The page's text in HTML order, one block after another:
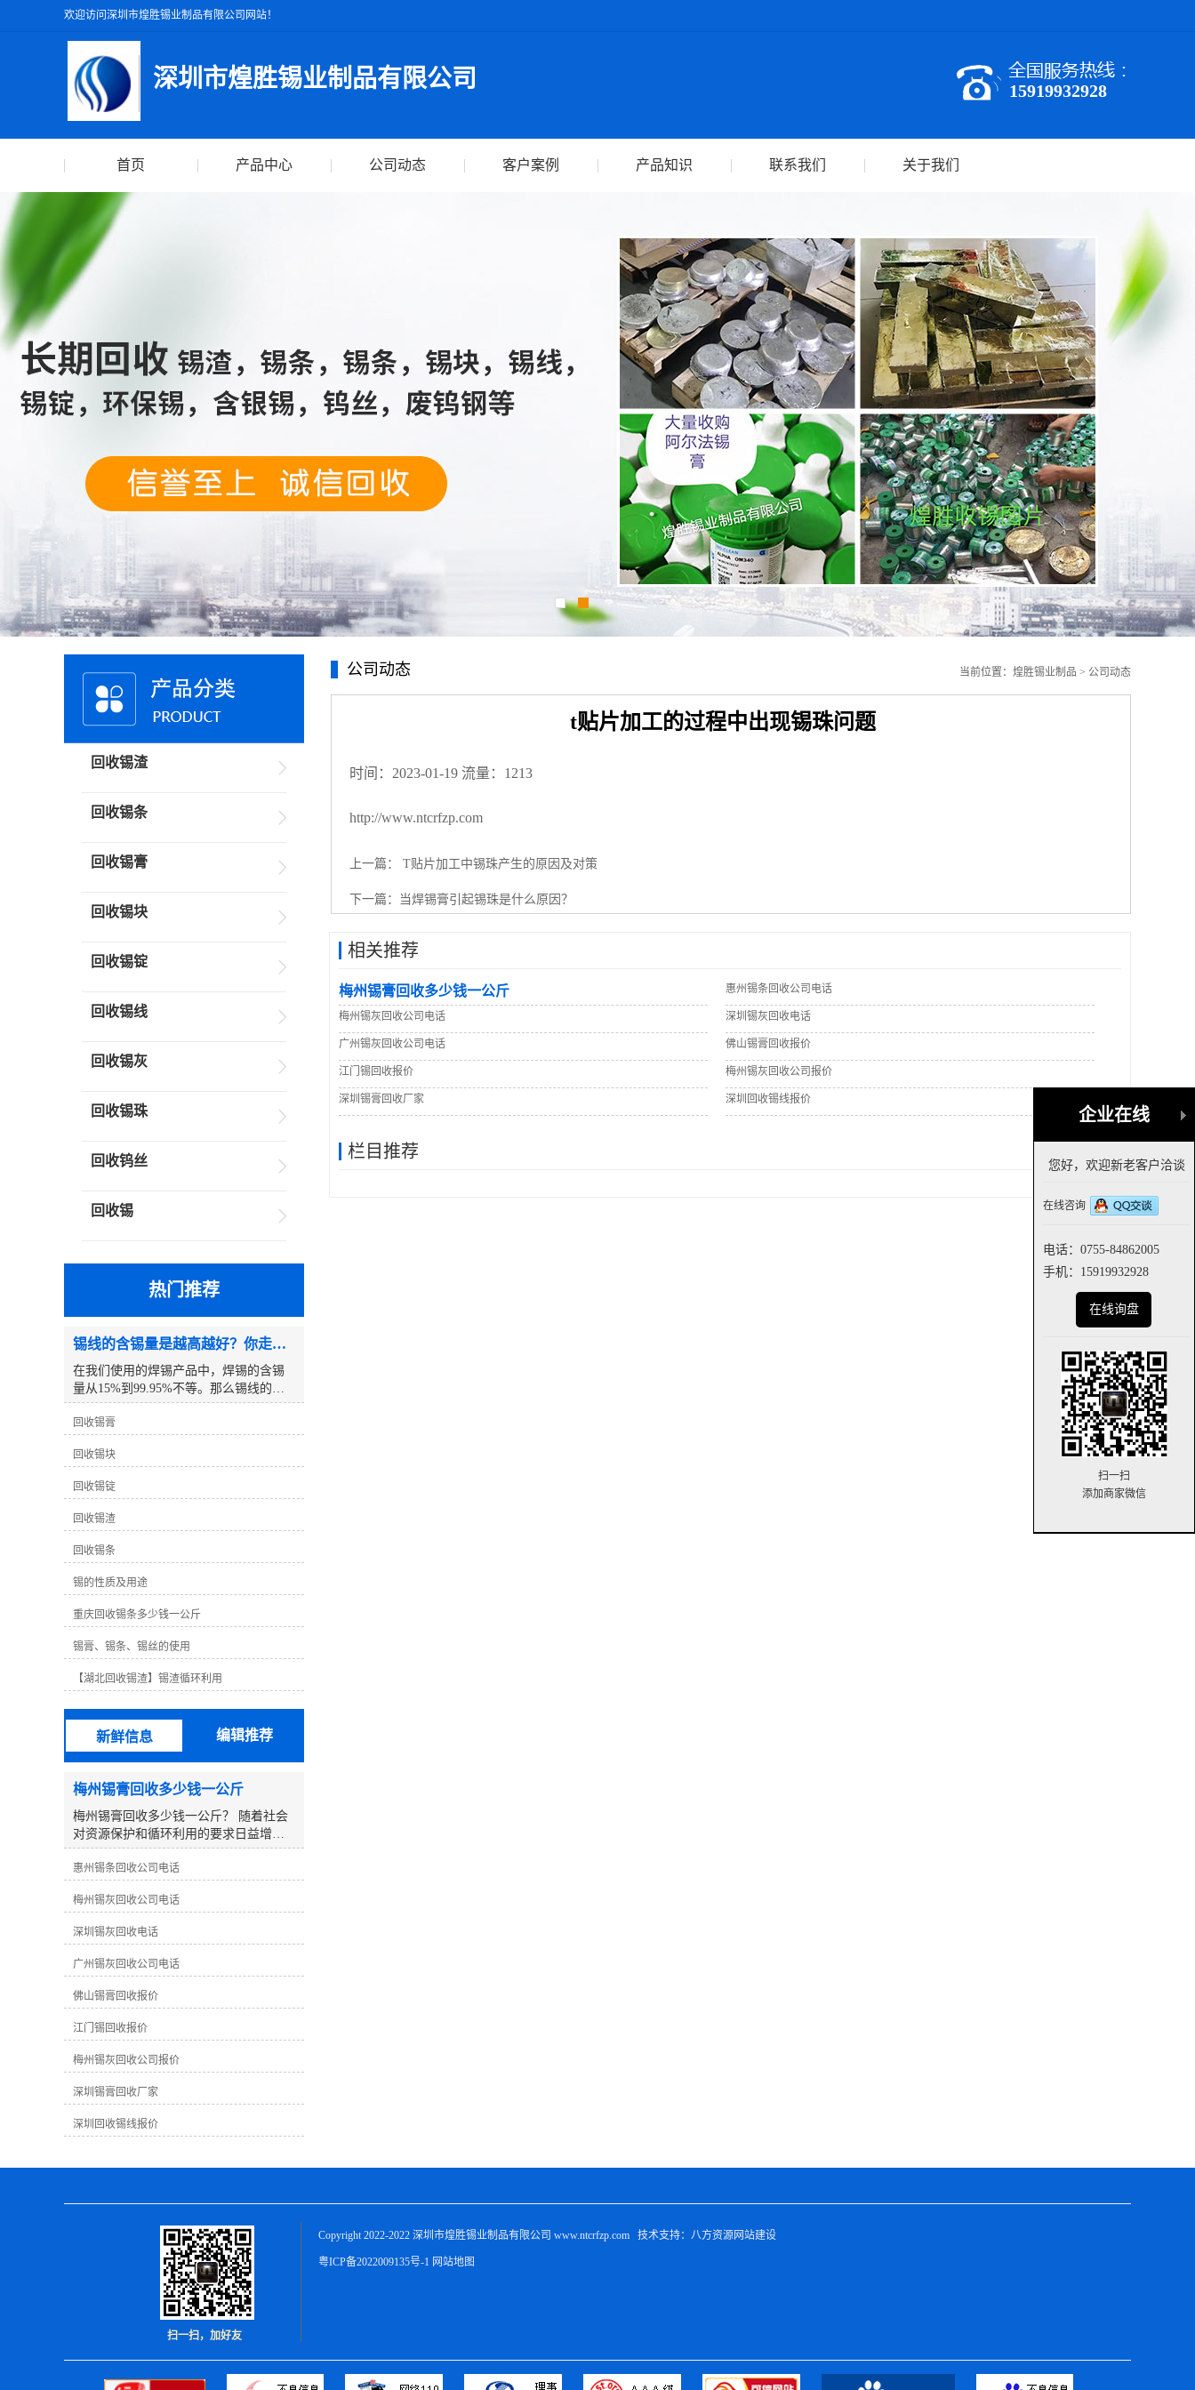
欢迎访问深圳市煌胜锡业制品有限公司网站！
深圳市煌胜锡业制品有限公司 15919932928
首页 产品中心 公司动态 客户案例 产品知识 联系我们 关于我们
公司动态 当前位置： 煌胜锡业制品 > 公司动态
t贴片加工的过程中出现锡珠问题
时间：2023-01-19 流量：1213
http://www.ntcrfzp.com
上一篇： T贴片加工中锡珠产生的原因及对策
下一篇： 当焊锡膏引起锡珠是什么原因？
相关推荐
梅州锡膏回收多少钱一公斤 惠州锡条回收公司电话
梅州锡灰回收公司电话 深圳锡灰回收电话
广州锡灰回收公司电话 佛山锡膏回收报价
江门锡回收报价 梅州锡灰回收公司报价
深圳锡膏回收厂家 深圳回收锡线报价
栏目推荐
回收锡渣
回收锡条
回收锡膏
回收锡块
回收锡锭
回收锡线
回收锡灰
回收锡珠
回收钨丝
回收锡
热门推荐
锡线的含锡量是越高越好？你走进了误区！
在我们使用的焊锡产品中，焊锡的含锡
量从15%到99.95%不等。那么锡线的含
锡量越高越好吗？以下是一个例子:众所
周知，锡线分为铅锡线和无铅锡线，但
63度锡线。除了这条63度的锡线，其他
锡线的度数都是5倍。为什么63度的锡线
不设置为65度？为什么没有比63度高的
铅锡线？例如，70度 、75度 、80度等。
事实上，真相是这样的：63度锡线是铅
与锡的良好比例，其熔点达到较低的183
度℃。为什么没有比63度高的铅锡线
呢？这个问题要简单得多，因为锡的价
锡线的高度不仅昂贵，而且锡线不如63
度好。对于无铅锡线，锡线含量为99.3%
铜0.7%，其他锡线含有银锡线、低温锡
线等。这些锡线需要生产研发，以达到
其他传统无铅锡线无法达到的效果。例
如，低温锡线含锡量为42%。虽然低温锡
线的焊接效果不是很好，但其熔点仅为
138℃，某些部件在焊接过程中不能承受
高温而烧坏。但其焊点相对脆弱，传统
无铅锡线焊接良好，但熔点高达217℃。
这是不可替代的，所以没有可比性。从
以上可以看出，锡的含量并不完全决定
锡丝的焊接效果，选择合适的锡丝是好
的焊丝。
回收锡膏
回收锡块
回收锡锭
回收锡渣
回收锡条
锡的性质及用途
重庆回收锡条多少钱一公斤
锡膏、锡条、锡丝的使用
【湖北回收锡渣】锡渣循环利用
新鲜信息 编辑推荐
梅州锡膏回收多少钱一公斤
梅州锡膏回收多少钱一公斤？ 随着社会
对资源保护和循环利用的要求日益增
加，废弃物的再生利用显得尤为重要。
在电子制造行业中，锡膏是一种重要的
有益环保的行为。那么在梅州地区，回
收一公斤锡膏可以获得怎样的报价呢？
**，要了解在回收行业中，锡膏的回收
价格受到多方面因素的影响： 1. **锡膏
纯度**：回收的锡膏纯度越高，市场**
越高。因为高纯度的锡膏可以更好地加
工再利用。在回收过程中，提取出的纯
锡数量也会影响终的回收价格。 2. **市
影响回收价格。如果市场上对锡膏的需
求量大，则回收价格可能会相应上涨；
反之，需求不足时价格可能较为稳定或
下跌。 3. ****市场价格**：锡是一种有
**市场的金属，其价格会受到**市场价
内回收价格也可能会随之提高。 在梅州
成本等因素，锡膏的回收价格可能会有
所不同。通常情况下，一般工业废锡膏
的回收价格在每公斤几元至十几元不
等，具体价格还需根据实际情况而定。
作为一家致力于锡膏回收的公司，我们
深知锡膏回收对环境保护和资源可持续
利用的重要性。我们公司拥有专业的回
收团队和先进的回收设备，可以为您提
处理的个人，都欢迎与我们联系，我们
惠州锡条回收公司电话
梅州锡灰回收公司电话
深圳锡灰回收电话
广州锡灰回收公司电话
佛山锡膏回收报价
江门锡回收报价
梅州锡灰回收公司报价
深圳锡膏回收厂家
深圳回收锡线报价
扫一扫，加好友
Copyright 2022-2022 深圳市煌胜锡业制品有限公司 www.ntcrfzp.com   技术支持：八方资源网站建设
粤ICP备2022009135号-1 网站地图
企业在线
您好，欢迎新老客户洽谈
在线咨询
电话：0755-84862005
手机：15919932928
在线询盘
扫一扫
添加商家微信